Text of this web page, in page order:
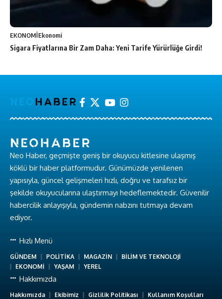
EKONOMİEkonomi
Sigara Fiyatlarına Bir Zam Daha: Yeni Tarife Yürürlüğe Girdi!
Neo Haber, geçmişte geniş bir okuyucu kitlesine ulaşmış
köklü bir haber platformudur. Günümüzde yenilenen
yapısıyla, güncel gelişmeleri hızlı, doğru ve tarafsız bir
şekilde okuyucularına ulaştırmayı hedeflemektedir. Güvenilir
habercilik anlayışıyla, gündemin nabzını tutmaya devam
ediyor.
Hızlı Menü
GÜNDEM POLİTİKA MAGAZİN
BİLİM VE TEKNOLOJİ
EKONOMİ
YAŞAM YEREL
Hakkımızda
Hakkımızda Ekibimiz Gizlilik Politikası Kullanım Koşulları